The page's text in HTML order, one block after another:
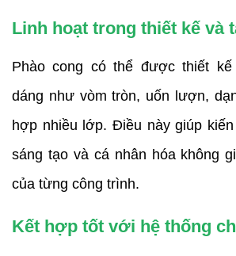
Linh hoạt trong thiết kế và
Phào cong có thể được thiết kế
dáng như vòm tròn, uốn lượn,
hợp nhiều lớp. Điều này giúp
sáng tạo và cá nhân hóa không
của từng công trình.
Kết hợp tốt với hệ thống